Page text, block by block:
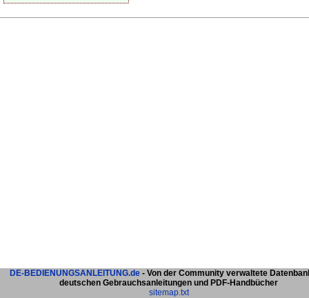
DE-BEDIENUNGSANLEITUNG.de - Von der Community verwaltete
deutschen Gebrauchsanleitungen und PDF-Handbücher
sitemap.txt